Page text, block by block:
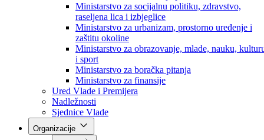
Ministarstvo za privredu
Ministarstvo za pravosuđe, upravu i radne odnose
Ministarstvo za unutrašnje poslove
Ministarstvo za socijalnu politiku, zdravstvo,
raseljena lica i izbjeglice
Ministarstvo za urbanizam, prostorno uređenje i
zaštitu okoline
Ministarstvo za obrazovanje, mlade, nauku,
i sport
Ministarstvo za boračka pitanja
Ministarstvo za finansije
Ured Vlade i Premijera
Nadležnosti